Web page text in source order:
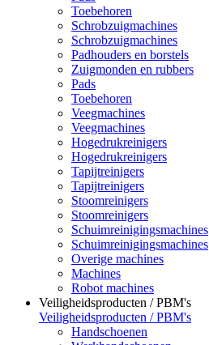
Toebehoren
Schrobzuigmachines
Schrobzuigmachines
Padhouders en borstels
Zuigmonden en rubbers
Pads
Toebehoren
Veegmachines
Veegmachines
Hogedrukreinigers
Hogedrukreinigers
Tapijtreinigers
Tapijtreinigers
Stoomreinigers
Stoomreinigers
Schuimreinigingsmachines
Schuimreinigingsmachines
Overige machines
Machines
Robot machines
Veiligheidsproducten / PBM's
Veiligheidsproducten / PBM's
Handschoenen